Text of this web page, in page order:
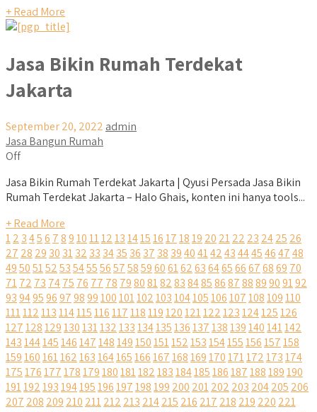
+ Read More
Jasa Bikin Rumah Terdekat
Jakarta
September 20, 2022 admin
Jasa Bangun Rumah
Off
Jasa Bikin Rumah Terdekat Jakarta | Qyusi Persada Jasa Bikin
Rumah Terdekat Jakarta – Halo Ghais, konten ini hanya tools...
+ Read More
12 3456 78910111213141516171819 20 2122 23 2425 26
27 28 29 30 3132 33 3435 36 37 38 39404142434445464748
495051525354555657585960616263646566676869 70
7172 73 7475 76 77 78 7980818283848586878889909192
93949596979899100101102103104105106107108109110
111112113114115116117118119120121122123124125126
127128129130131132133134135136137138139140141142
143144145146147148149150151152153154155156157158
159160161162163164165166167168169170171172173174
175176177178179180181182183184185186187188189190
191192193194195196197198199 200 201202 203 204205 206
207 208 209 210 211212 213 214215 216 217 218 219 220 221